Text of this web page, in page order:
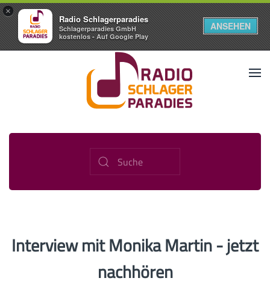
×
Radio Schlagerparadies
Schlagerparadies GmbH
kostenlos - Auf Google Play
ANSEHEN
Interview mit Monika Martin - jetzt
nachhören